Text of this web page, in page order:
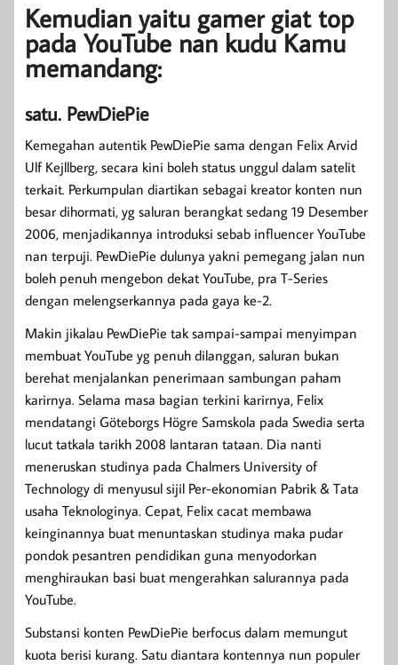
Kemudian yaitu gamer giat top
pada YouTube nan kudu Kamu
memandang:
satu. PewDiePie
Kemegahan autentik PewDiePie sama dengan Felix Arvid
Ulf Kejllberg, secara kini boleh status unggul dalam satelit
terkait. Perkumpulan diartikan sebagai kreator konten nun
besar dihormati, yg saluran berangkat sedang 19 Desember
2006, menjadikannya introduksi sebab influencer YouTube
nan terpuji. PewDiePie dulunya yakni pemegang jalan nun
boleh penuh mengebon dekat YouTube, pra T-Series
dengan melengserkannya pada gaya ke-2.
Makin jikalau PewDiePie tak sampai-sampai menyimpan
membuat YouTube yg penuh dilanggan, saluran bukan
berehat menjalankan penerimaan sambungan paham
karirnya. Selama masa bagian terkini karirnya, Felix
mendatangi Göteborgs Högre Samskola pada Swedia serta
lucut tatkala tarikh 2008 lantaran tataan. Dia nanti
meneruskan studinya pada Chalmers University of
Technology di menyusul sijil Per-ekonomian Pabrik & Tata
usaha Teknologinya. Cepat, Felix cacat membawa
keinginannya buat menuntaskan studinya maka pudar
pondok pesantren pendidikan guna menyodorkan
menghiraukan basi buat mengerahkan salurannya pada
YouTube.
Substansi konten PewDiePie berfocus dalam memungut
kuota berisi kurang. Satu diantara kontennya nun populer